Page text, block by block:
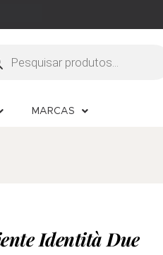
MARCAS
Identità Due